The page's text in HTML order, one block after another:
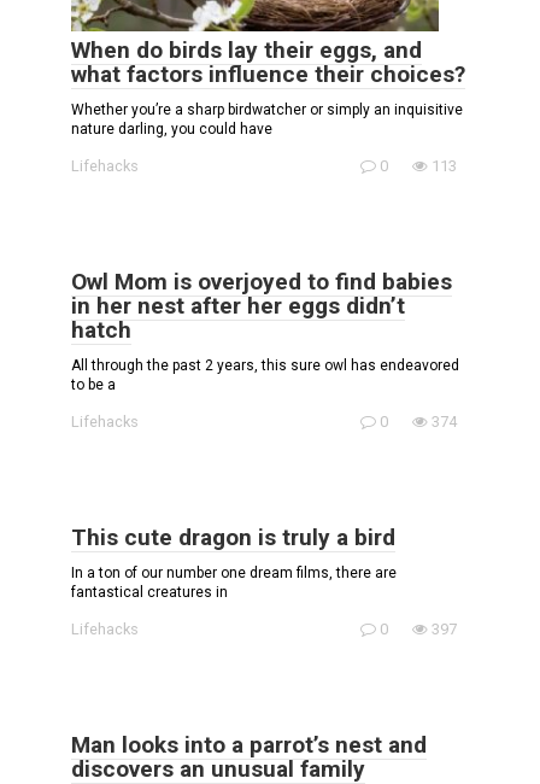
When do birds lay their eggs, and
what factors influence their choices?
Whether you’re a sharp birdwatcher or simply an inquisitive
nature darling, you could have
Lifehacks 0 113
Owl Mom is overjoyed to find babies
in her nest after her eggs didn’t
hatch
All through the past 2 years, this sure owl has endeavored
to be a
Lifehacks 0 374
This cute dragon is truly a bird
In a ton of our number one dream films, there are
fantastical creatures in
Lifehacks 0 397
Man looks into a parrot’s nest and
discovers an unusual family